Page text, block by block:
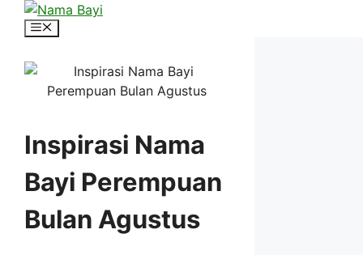
Langsung
Menu
Inspirasi Nama
Bayi Perempuan
Bulan Agustus